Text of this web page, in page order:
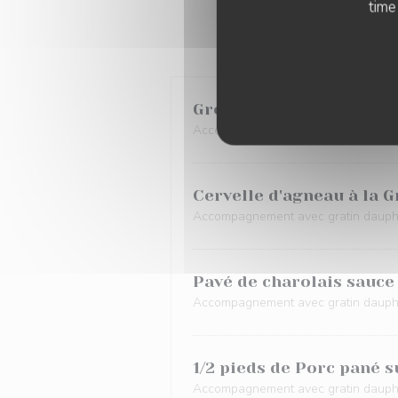
Grenouille persillées
Accompagnement avec gratin
Cervelle d'agneau à la
Accompagnement avec gratin
Pavé de charolais
Accompagnement avec gratin
1/2 pieds de Porc
Accompagnement avec gratin